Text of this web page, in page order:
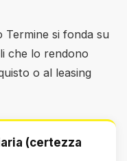
Termine si fonda su
che lo rendono
o al leasing
(certezza